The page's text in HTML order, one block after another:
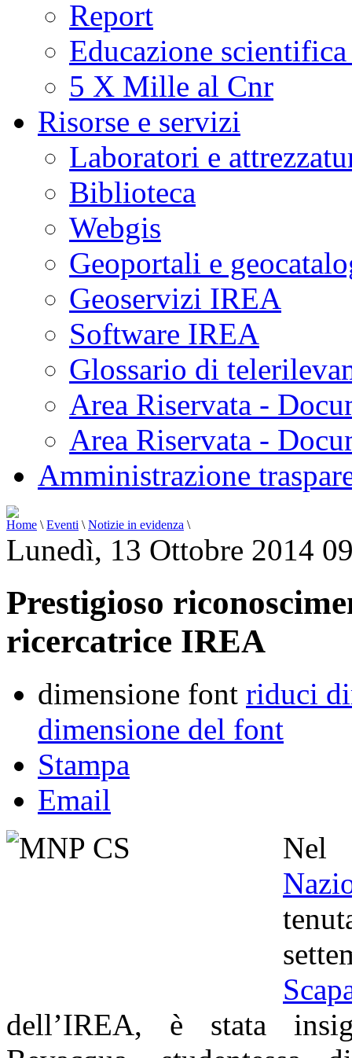
Report
Educazione
5 X Mille al Cnr
Risorse e servizi
Laboratori e
Biblioteca
Webgis
Geoportali e
Geoservizi IREA
Software IREA
Glossario di
Area Riservata -
Area Riservata -
Amministrazione
Home \ Eventi \ Notizie in evidenza \
Lunedì, 13 Ottobre 2014
Prestigioso
ricercatrice IREA
dimensione font riduci
dimensione del font
Stampa
Email
dell’IREA, è stata